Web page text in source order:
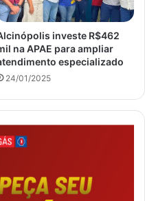
investe R$462
na APAE para ampliar
especializado
24/01/2025